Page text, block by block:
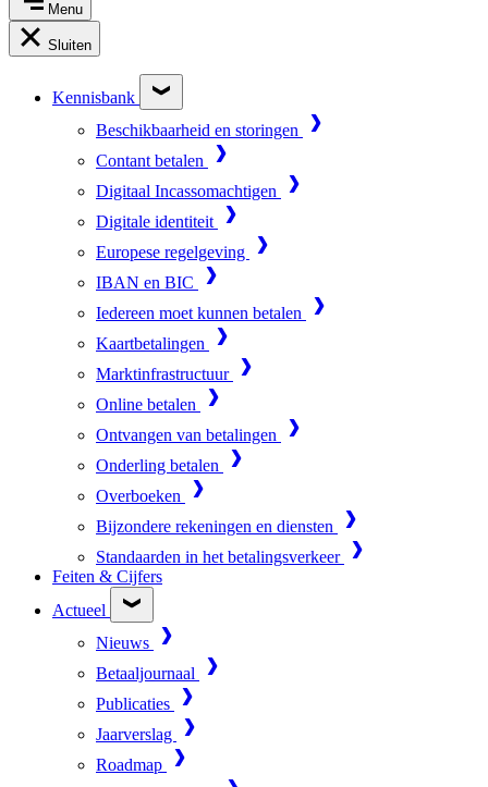
Menu
Sluiten
Kennisbank
Beschikbaarheid en storingen
Contant betalen
Digitaal Incassomachtigen
Digitale identiteit
Europese regelgeving
IBAN en BIC
Iedereen moet kunnen betalen
Kaartbetalingen
Marktinfrastructuur
Online betalen
Ontvangen van betalingen
Onderling betalen
Overboeken
Bijzondere rekeningen en diensten
Standaarden in het betalingsverkeer
Feiten & Cijfers
Actueel
Nieuws
Betaaljournaal
Publicaties
Jaarverslag
Roadmap